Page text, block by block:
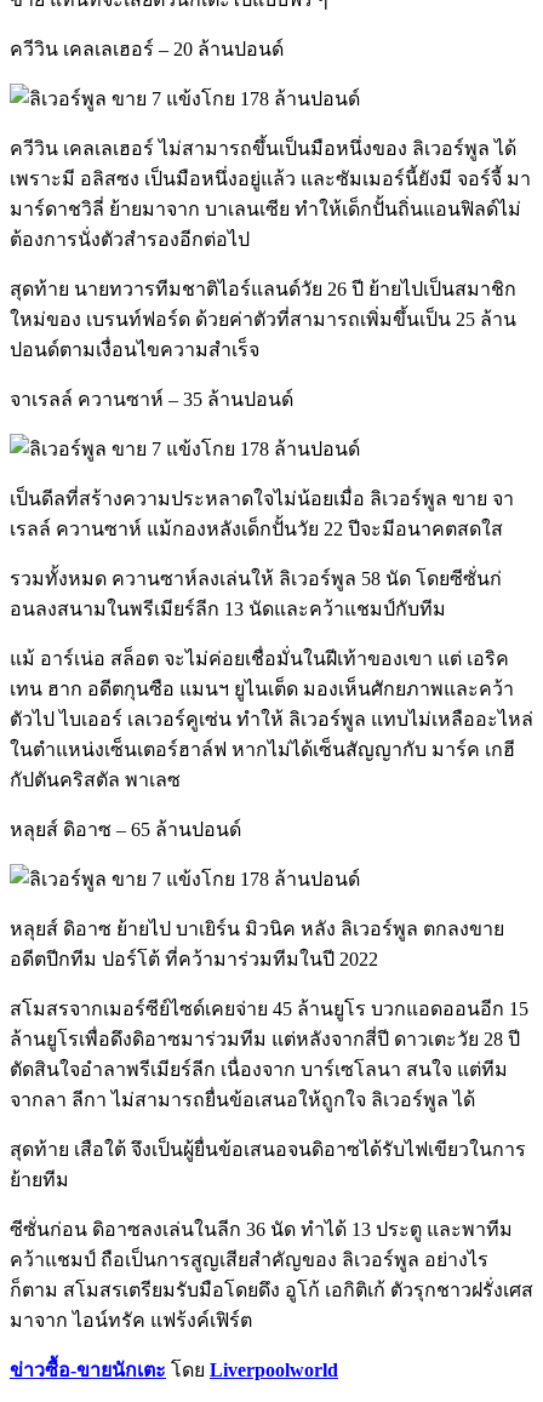
ควีวิน เคลเลเฮอร์ – 20 ล้านปอนด์
ควีวิน เคลเลเฮอร์ ไม่สามารถขึ้นเป็นมือหนึ่งของ ลิเวอร์พูล ได้
เพราะมี อลิสซง เป็นมือหนึ่งอยู่แล้ว และซัมเมอร์นี้ยังมี จอร์จี้ มา
มาร์ดาชวิลี่ ย้ายมาจาก บาเลนเซีย ทำให้เด็กปั้นถิ่นแอนฟิลด์ไม่
ต้องการนั่งตัวสำรองอีกต่อไป
สุดท้าย นายทวารทีมชาติไอร์แลนด์วัย 26 ปี ย้ายไปเป็นสมาชิก
ใหม่ของ เบรนท์ฟอร์ด ด้วยค่าตัวที่สามารถเพิ่มขึ้นเป็น 25 ล้าน
ปอนด์ตามเงื่อนไขความสำเร็จ
จาเรลล์ ควานซาห์ – 35 ล้านปอนด์
เป็นดีลที่สร้างความประหลาดใจไม่น้อยเมื่อ ลิเวอร์พูล ขาย จา
เรลล์ ควานซาห์ แม้กองหลังเด็กปั้นวัย 22 ปีจะมีอนาคตสดใส
รวมทั้งหมด ควานซาห์ลงเล่นให้ ลิเวอร์พูล 58 นัด โดยซีซั่นก่
อนลงสนามในพรีเมียร์ลีก 13 นัดและคว้าแชมป์กับทีม
แม้ อาร์เน่อ สล็อต จะไม่ค่อยเชื่อมั่นในฝีเท้าของเขา แต่ เอริค
เทน ฮาก อดีตกุนซือ แมนฯ ยูไนเต็ด มองเห็นศักยภาพและคว้า
ตัวไป ไบเออร์ เลเวอร์คูเซ่น ทำให้ ลิเวอร์พูล แทบไม่เหลืออะไหล่
ในตำแหน่งเซ็นเตอร์ฮาล์ฟ หากไม่ได้เซ็นสัญญากับ มาร์ค เกฮี
กัปตันคริสตัล พาเลซ
หลุยส์ ดิอาซ – 65 ล้านปอนด์
หลุยส์ ดิอาซ ย้ายไป บาเยิร์น มิวนิค หลัง ลิเวอร์พูล ตกลงขาย
อดีตปีกทีม ปอร์โต้ ที่คว้ามาร่วมทีมในปี 2022
สโมสรจากเมอร์ซีย์ไซด์เคยจ่าย 45 ล้านยูโร บวกแอดออนอีก 15
ล้านยูโรเพื่อดึงดิอาซมาร่วมทีม แต่หลังจากสี่ปี ดาวเตะวัย 28 ปี
ตัดสินใจอำลาพรีเมียร์ลีก เนื่องจาก บาร์เซโลนา สนใจ แต่ทีม
จากลา ลีกา ไม่สามารถยื่นข้อเสนอให้ถูกใจ ลิเวอร์พูล ได้
สุดท้าย เสือใต้ จึงเป็นผู้ยื่นข้อเสนอจนดิอาซได้รับไฟเขียวในการ
ย้ายทีม
ซีซั่นก่อน ดิอาซลงเล่นในลีก 36 นัด ทำได้ 13 ประตู และพาทีม
คว้าแชมป์ ถือเป็นการสูญเสียสำคัญของ ลิเวอร์พูล อย่างไร
ก็ตาม สโมสรเตรียมรับมือโดยดึง อูโก้ เอกิติเก้ ตัวรุกชาวฝรั่งเศส
มาจาก ไอน์ทรัค แฟร้งค์เฟิร์ต
ข่าวซื้อ-ขายนักเตะ โดย Liverpoolworld